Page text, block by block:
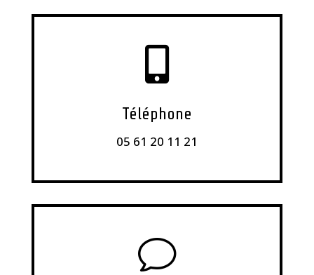

Téléphone
05 61 20 11 21
v